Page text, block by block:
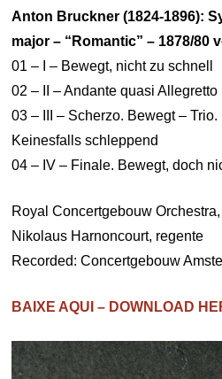
Anton Bruckner (1824-1896):
major – “Romantic” – 1878/80
01 – I – Bewegt, nicht zu schnell
02 – II – Andante quasi Allegretto
03 – III – Scherzo. Bewegt –
Keinesfalls schleppend
04 – IV – Finale. Bewegt, doch
Royal Concertgebouw
Nikolaus Harnoncourt, regente
Recorded: Concertgebouw
BAIXE AQUI – DOWNLOAD